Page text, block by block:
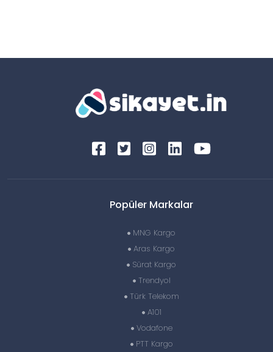
Popüler Markalar
MNG Kargo
Aras Kargo
Sürat Kargo
Trendyol
Türk Telekom
A101
Vodafone
PTT Kargo